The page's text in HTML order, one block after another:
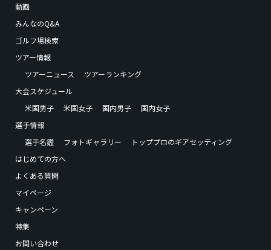
動画
みんなのQ&A
ゴルフ場検索
ツアー情報
ツアーニュース
ツアーランキング
大会スケジュール
米国男子
米国女子 国内男子
国内女子
選手情報
選手名鑑
フォトギャラリー
トッププロのギアセッティング
はじめての方へ
よくある質問
マイページ
キャンペーン
特集
お問い合わせ